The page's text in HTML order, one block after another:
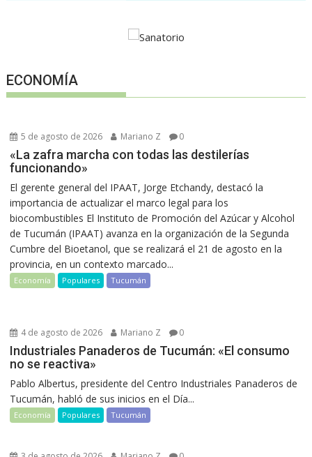
ECONOMÍA
5 de agosto de 2026 Mariano Z 0
«La zafra marcha con todas las destilerías
funcionando»
El gerente general del IPAAT, Jorge Etchandy, destacó la
importancia de actualizar el marco legal para los
biocombustibles El Instituto de Promoción del Azúcar y Alcohol
de Tucumán (IPAAT) avanza en la organización de la Segunda
Cumbre del Bioetanol, que se realizará el 21 de agosto en la
provincia, en un contexto marcado...
Economía Populares Tucumán
4 de agosto de 2026 Mariano Z 0
Industriales Panaderos de Tucumán: «El consumo
no se reactiva»
Pablo Albertus, presidente del Centro Industriales Panaderos de
Tucumán, habló de sus inicios en el Día...
Economía Populares Tucumán